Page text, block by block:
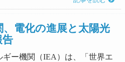
電化の進展と太陽光
告
ギー機関（IEA）は、「世界エ